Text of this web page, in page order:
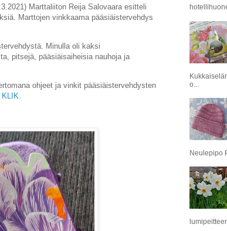
Marttaliiton Reija Salovaara esitteli
Marttojen vinkkaama pääsiäistervehdys
Minulla oli kaksi
pitsejä, pääsiäisaiheisia nauhoja ja
ohjeet ja vinkit pääsiäistervehdysten
KLIK.
o...
Neulepipo